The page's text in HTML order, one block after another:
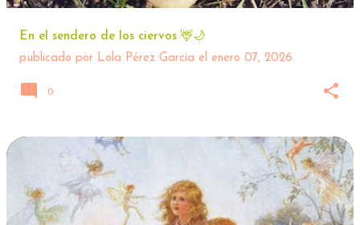
En el sendero de los ciervos 🦌🌙
publicado por Lola Pérez García el enero 07, 2026
0